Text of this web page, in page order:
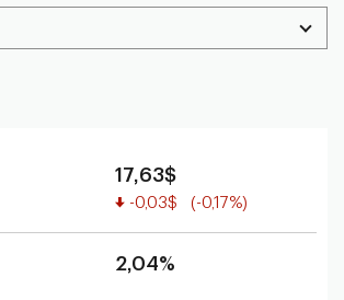
17,63$
Valeur réduite
-0,03$ (-0,17%)
2,04%